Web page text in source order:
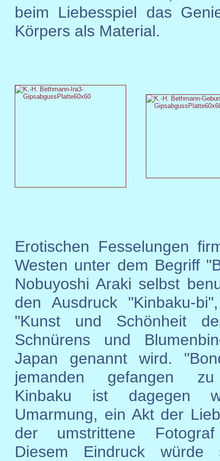
beim Liebesspiel das
Körpers als Material.
Erotischen Fesselungen
Westen unter dem Begriff
Nobuyoshi Araki selbst
den Ausdruck "Kinbaku-
"Kunst und Schönheit
Schnürens und
Japan genannt wird.
jemanden gefangen
Kinbaku ist dagegen
Umarmung, ein Akt der
der umstrittene
Diesem Eindruck würde